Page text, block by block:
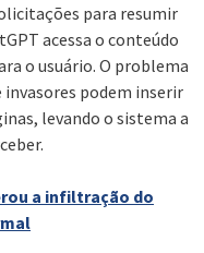
para resumir
acessa o conteúdo
o usuário. O problema
podem inserir
levando o sistema a
a infiltração do